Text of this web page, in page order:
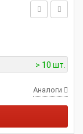
> 10 шт.
Аналоги